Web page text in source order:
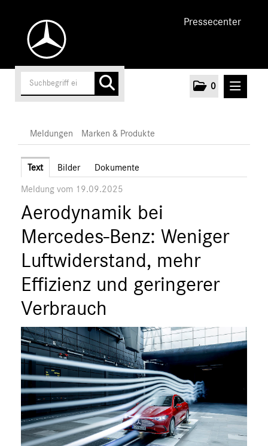
Pressecenter
0
Unternehmen
Cars
Vans
Marken & Produkte
MEDIA
ÜBER UNS
ANSPRECHPARTNER
Meldungen Marken & Produkte
Text Bilder Dokumente
Meldung vom 19.09.2025
Aerodynamik bei
Mercedes-Benz: Weniger
Luftwiderstand, mehr
Effizienz und geringerer
Verbrauch